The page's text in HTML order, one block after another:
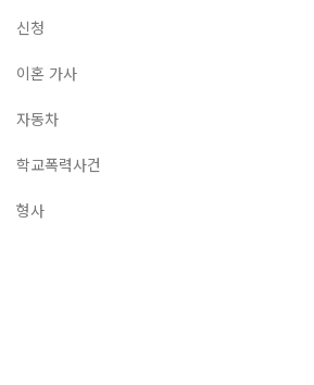
신청
이혼 가사
자동차
학교폭력사건
형사